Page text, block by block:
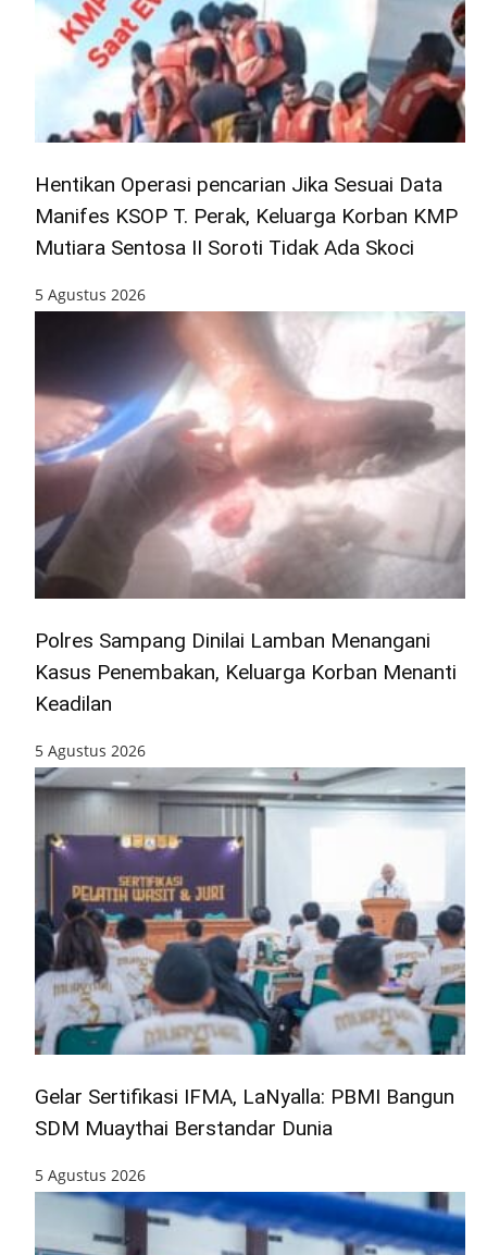
Hentikan Operasi pencarian Jika Sesuai Data
Manifes KSOP T. Perak, Keluarga Korban KMP
Mutiara Sentosa II Soroti Tidak Ada Skoci
5 Agustus 2026
Polres Sampang Dinilai Lamban Menangani
Kasus Penembakan, Keluarga Korban Menanti
Keadilan
5 Agustus 2026
Gelar Sertifikasi IFMA, LaNyalla: PBMI Bangun
SDM Muaythai Berstandar Dunia
5 Agustus 2026